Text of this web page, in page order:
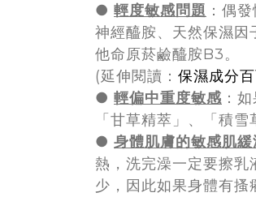
● 輕度敏感問題 ：偶
神經醯胺、天然保濕
他命原菸鹼醯胺B3。
(延伸閱讀： 保濕成分
● 輕偏中重度敏感 ：
「甘草精萃」、「積
● 身體肌膚的敏感肌緩
熱，洗完澡一定要擦乳
少，因此如果身體有搔